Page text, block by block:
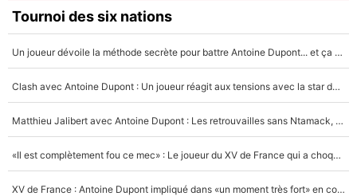
Faris Moumbagna
4%
Un autre joueur
5%
Tournoi des six nations
Un joueur dévoile la méthode secrète pour battre Antoine Dupont... et ça marche !
Clash avec Antoine Dupont : Un joueur réagit aux tensions avec la star du XV de France !
Matthieu Jalibert avec Antoine Dupont : Les retrouvailles sans Ntamack, «il y a eu des discussions»
«Il est complètement fou ce mec» : Le joueur du XV de France qui a choqué Matthieu Jalibert !
XV de France : Antoine Dupont impliqué dans «un moment très fort» en coulisses